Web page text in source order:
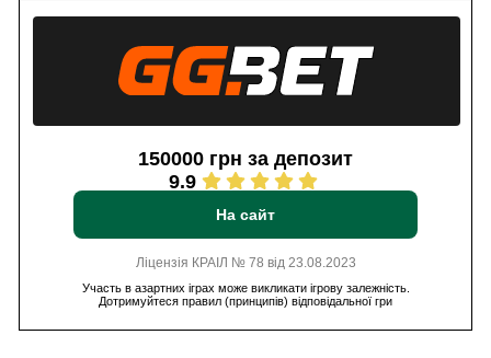
150000 грн за депозит
9.9
На сайт
Ліцензія КРАІЛ № 78 від 23.08.2023
Участь в азартних іграх може викликати ігрову залежність.
Дотримуйтеся правил (принципів) відповідальної гри